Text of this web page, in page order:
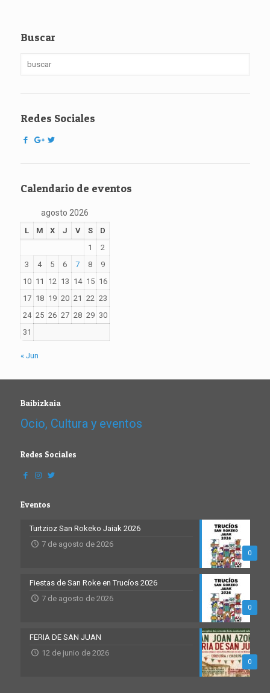
Buscar
Redes Sociales
Calendario de eventos
agosto 2026
L M X J V S
D
1
2
3
4 5 6 7 8
9
10 11 12 13 14 15 16
17 18 19 20 21 22 23
24 25 26 27 28 29 30
31
« Jun
Baibizkaia
Ocio, Cultura y eventos
Redes Sociales
Eventos
0
Turtzioz San Rokeko Jaiak 2026
7 de agosto de 2026
0
Fiestas de San Roke en Trucíos 2026
7 de agosto de 2026
0
FERIA DE SAN JUAN
12 de junio de 2026